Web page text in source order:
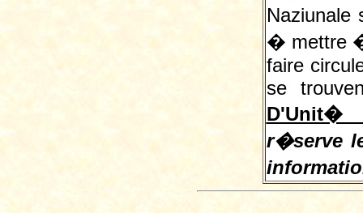
� mettre
faire
se
D'Unit�
r�serve